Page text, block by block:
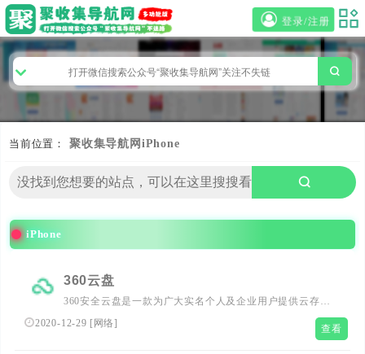
登录/注册
当前位置： 聚收集导航网 iPhone
iPhone
360云盘
360安全云盘是一款为广大实名个人及企业用户提供云存储
及文件共享服务的产品。可以安全存储个人数据、实现多端
同步、自动备份，并为中小企业、公司团队及家人朋友之间
2020-12-29 [ 网络] 查看